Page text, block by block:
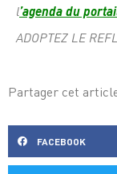
l’agenda du
ADOPTEZ LE
Partager cet
FACEBOOK